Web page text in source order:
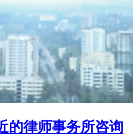
的律师事务所咨询